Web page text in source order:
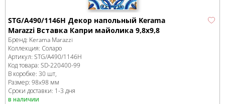
STG/A490/1146H Декор напольный Kerama
Marazzi Вставка Капри майолика 9,8х9,8
Бренд: Kerama Marazzi
Коллекция: Соларо
Артикул: STG/A490/1146H
Код товара: SD-220400-99
В коробке: 30 шт,
Размер: 98x98 мм
Сроки доставки: 1-3 дня
в наличии